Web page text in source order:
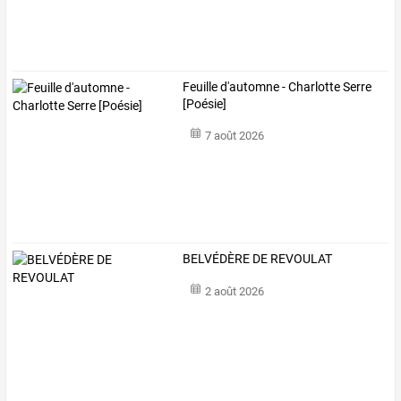
Feuille d'automne - Charlotte Serre
[Poésie]
7 août 2026
BELVÉDÈRE DE REVOULAT
2 août 2026